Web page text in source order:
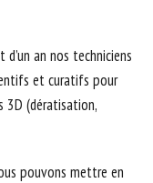
an nos techniciens
et curatifs pour
3D (dératisation,
pouvons mettre en